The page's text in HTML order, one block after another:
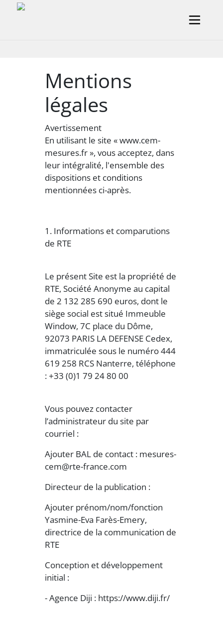
Mentions
légales
Avertissement
En utilisant le site « www.cem-
mesures.fr », vous acceptez, dans
leur intégralité, l'ensemble des
dispositions et conditions
mentionnées ci-après.
1. Informations et comparutions
de RTE
Le présent Site est la propriété de
RTE, Société Anonyme au capital
de 2 132 285 690 euros, dont le
siège social est situé Immeuble
Window, 7C place du Dôme,
92073 PARIS LA DEFENSE Cedex,
immatriculée sous le numéro 444
619 258 RCS Nanterre, téléphone
: +33 (0)1 79 24 80 00
Vous pouvez contacter
l’administrateur du site par
courriel :
Ajouter BAL de contact : mesures-
cem@rte-france.com
Directeur de la publication :
Ajouter prénom/nom/fonction
Yasmine-Eva Farès-Emery,
directrice de la communication de
RTE
Conception et développement
initial :
- Agence Diji : https://www.diji.fr/